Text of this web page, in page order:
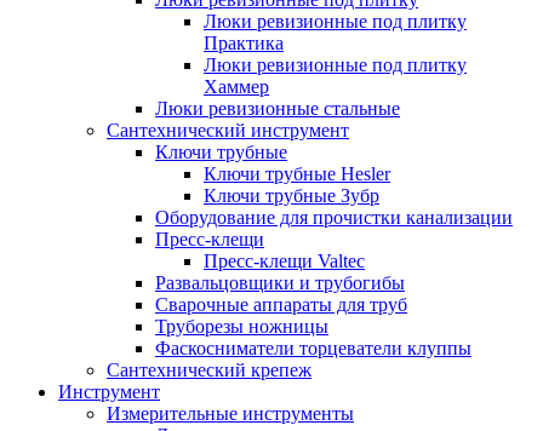
Люки ревизионные под плитку
Практика
Люки ревизионные под плитку
Хаммер
Люки ревизионные стальные
Сантехнический инструмент
Ключи трубные
Ключи трубные Hesler
Ключи трубные Зубр
Оборудование для прочистки канализации
Пресс-клещи
Пресс-клещи Valtec
Развальцовщики и трубогибы
Сварочные аппараты для труб
Труборезы ножницы
Фаскосниматели торцеватели клуппы
Сантехнический крепеж
Инструмент
Измерительные инструменты